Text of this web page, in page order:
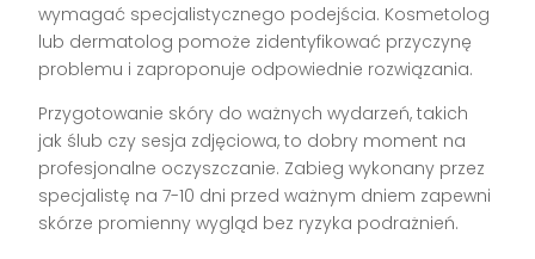
wymagać specjalistycznego podejścia. Kosmetolog
lub dermatolog pomoże zidentyfikować przyczynę
problemu i zaproponuje odpowiednie rozwiązania.
Przygotowanie skóry do ważnych wydarzeń, takich
jak ślub czy sesja zdjęciowa, to dobry moment na
profesjonalne oczyszczanie. Zabieg wykonany przez
specjalistę na 7-10 dni przed ważnym dniem zapewni
skórze promienny wygląd bez ryzyka podrażnień.